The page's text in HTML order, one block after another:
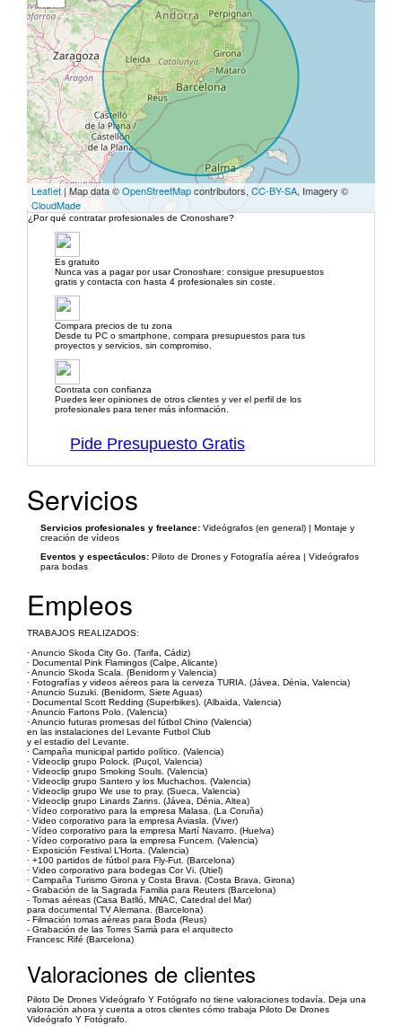
Leaflet| Map data ©OpenStreetMapcontributors, CC-BY-SA, Imagery ©
CloudMade
¿Por qué contratar profesionales de Cronoshare?
Es gratuito
Nunca vas a pagar por usar Cronoshare: consigue presupuestos
gratis y contacta con hasta 4 profesionales sin coste.
Compara precios de tu zona
Desde tu PC o smartphone, compara presupuestos para tus
proyectos y servicios, sin compromiso.
Contrata con confianza
Puedes leer opiniones de otros clientes y ver el perfil de los
profesionales para tener más información.
Pide Presupuesto Gratis
Servicios
Servicios profesionales y freelance: Videógrafos (en general) | Montaje y
creación de vídeos
Eventos y espectáculos: Piloto de Drones y Fotografía aérea | Videógrafos
para bodas
Empleos
TRABAJOS REALIZADOS:
· Anuncio Skoda City Go. (Tarifa, Cádiz)
· Documental Pink Flamingos (Calpe, Alicante)
· Anuncio Skoda Scala. (Benidorm y Valencia)
· Fotografías y videos aéreos para la cerveza TURIA. (Jávea, Dénia, Valencia)
· Anuncio Suzuki. (Benidorm, Siete Aguas)
· Documental Scott Redding (Superbikes). (Albaida, Valencia)
· Anuncio Fartons Polo. (Valencia)
· Anuncio futuras promesas del fútbol Chino (Valencia)
en las instalaciones del Levante Futbol Club
y el estadio del Levante.
· Campaña municipal partido político. (Valencia)
· Videoclip grupo Polock. (Puçol, Valencia)
· Videoclip grupo Smoking Souls. (Valencia)
· Videoclip grupo Santero y los Muchachos. (Valencia)
· Videoclip grupo We use to pray. (Sueca, Valencia)
· Videoclip grupo Linards Zarins. (Jávea, Dénia, Altea)
· Vídeo corporativo para la empresa Malasa. (La Coruña)
· Video corporativo para la empresa Aviasla. (Viver)
· Vídeo corporativo para la empresa Martí Navarro. (Huelva)
· Vídeo corporativo para la empresa Funcem. (Valencia)
· Exposición Festival L’Horta. (Valencia)
· +100 partidos de fútbol para Fly-Fut. (Barcelona)
· Video corporativo para bodegas Cor Vi. (Utiel)
· Campaña Turismo Girona y Costa Brava. (Costa Brava, Girona)
- Grabación de la Sagrada Familia para Reuters (Barcelona)
- Tomas aéreas (Casa Batlló, MNAC, Catedral del Mar)
para documental TV Alemana. (Barcelona)
- Filmación tomas aéreas para Boda (Reus)
- Grabación de las Torres Sarrià para el arquitecto
Francesc Rifé (Barcelona)
Valoraciones de clientes
Piloto De Drones Videógrafo Y Fotógrafo no tiene valoraciones todavía. Deja una
valoración ahora y cuenta a otros clientes cómo trabaja Piloto De Drones
Videógrafo Y Fotógrafo.